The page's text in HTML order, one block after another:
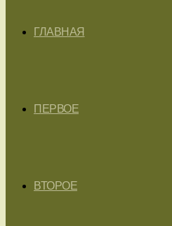
ГЛАВНАЯ
ПЕРВОЕ
ВТОРОЕ